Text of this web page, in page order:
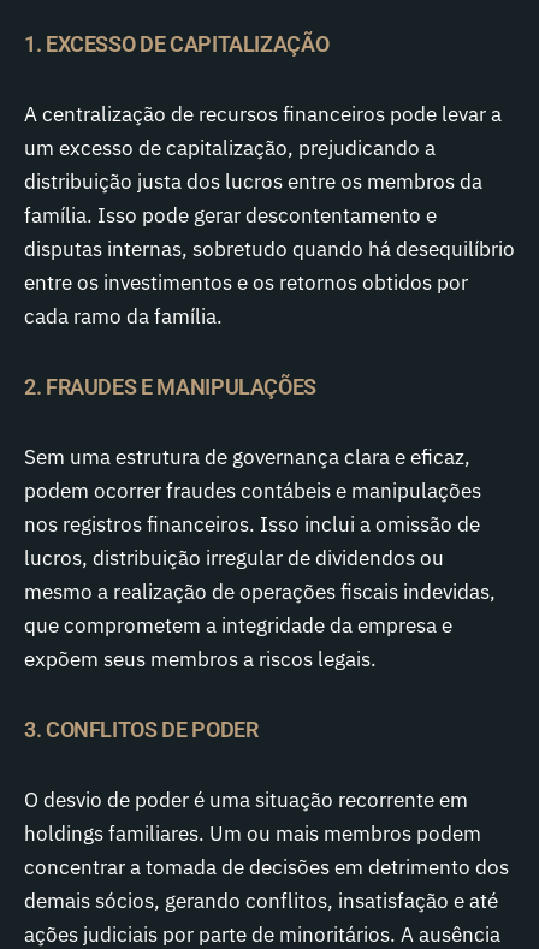
1. EXCESSO DE CAPITALIZAÇÃO
A centralização de recursos financeiros pode levar a
um excesso de capitalização, prejudicando a
distribuição justa dos lucros entre os membros da
família. Isso pode gerar descontentamento e
disputas internas, sobretudo quando há desequilíbrio
entre os investimentos e os retornos obtidos por
cada ramo da família.
2. FRAUDES E MANIPULAÇÕES
Sem uma estrutura de governança clara e eficaz,
podem ocorrer fraudes contábeis e manipulações
nos registros financeiros. Isso inclui a omissão de
lucros, distribuição irregular de dividendos ou
mesmo a realização de operações fiscais indevidas,
que comprometem a integridade da empresa e
expõem seus membros a riscos legais.
3. CONFLITOS DE PODER
O desvio de poder é uma situação recorrente em
holdings familiares. Um ou mais membros podem
concentrar a tomada de decisões em detrimento dos
demais sócios, gerando conflitos, insatisfação e até
ações judiciais por parte de minoritários. A ausência